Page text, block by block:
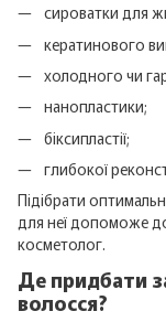
сироватки для
кератинового
холодного чи
нанопластики;
біксипластії;
глибокої
Підібрати
для неї допоможе
косметолог.
Де придбати
волосся?